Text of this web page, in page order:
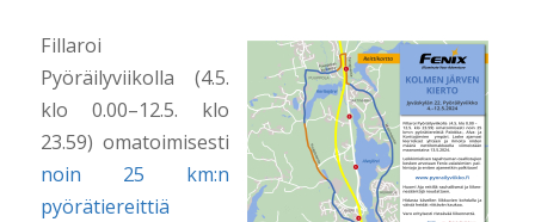
Fillaroi
Pyöräilyviikolla (4.5.
klo 0.00–12.5. klo
23.59) omatoimisesti
noin 25 km:n
pyörätiereittiä